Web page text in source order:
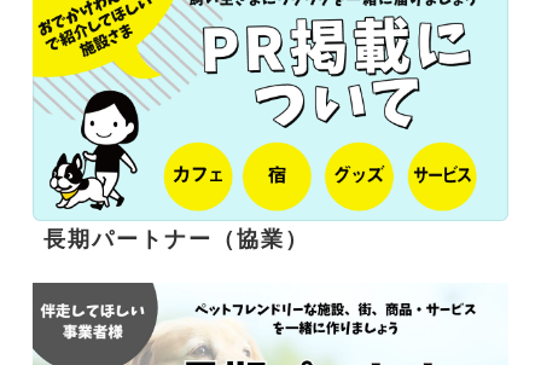
長期パートナー（協業）